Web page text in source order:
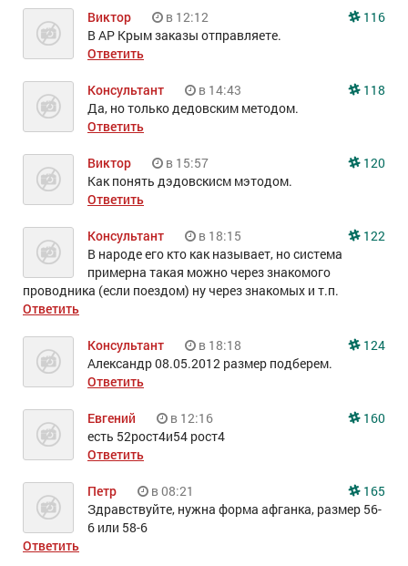
Виктор в 12:12
116
В АР Крым заказы отправляете.
Ответить
Консультант в 14:43
118
Да, но только дедовским методом.
Ответить
Виктор в 15:57
120
Как понять дэдовскисм мэтодом.
Ответить
Консультант в 18:15
122
В народе его кто как называет, но система
примерна такая можно через знакомого
проводника (если поездом) ну через знакомых и т.п.
Ответить
Консультант в 18:18
124
Александр 08.05.2012 размер подберем.
Ответить
Евгений в 12:16
160
есть 52рост4и54 рост4
Ответить
Петр в 08:21
165
Здравствуйте, нужна форма афганка, размер 56-
6 или 58-6
Ответить